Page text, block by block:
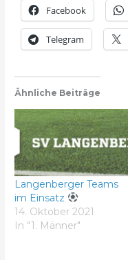
Facebook
Telegram
Ähnliche Beiträge
Langenberger Teams
im Einsatz
14. Oktober 2021
In "1. Männer"